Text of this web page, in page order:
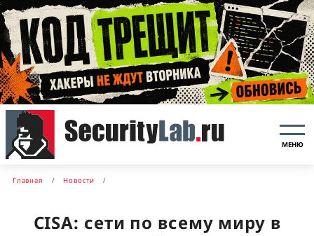
МЕНЮ
Главная Новости
CISA: сети по всему миру в